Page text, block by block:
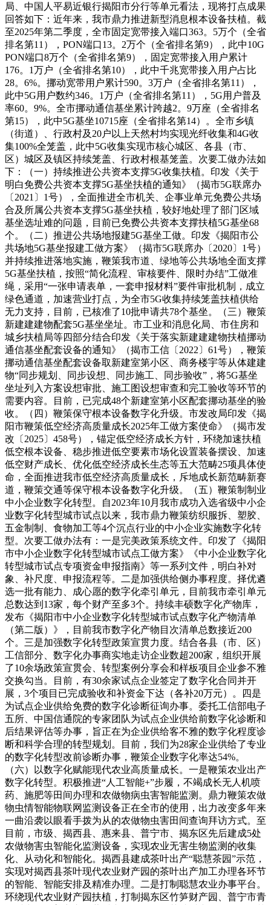
局、中国人平易近银行揭阳市分行等单元看法，现将打点成果
回答如下：近年来，我市鼎力推进新型消息根本设备扶植。截
至2025年第二季度，全市固定宽带接入端口363。5万个（全省
排名第11），PON端口13。2万个（全省排名第9），此中10G
PON端口8万个（全省排名第9），固定宽带接入用户累计
176。1万户（全省排名第10），此中千兆宽带接入用户占比
28。6%。挪动宽带用户累计590。3万户（全省排名第11），
此中5G用户数约346。1万户（全省排名第11），5G用户普及
率60。9%。全市挪动通信基坐累计跨越2。9万座（全省排名
第15），此中5G基坐10715座（全省排名第14）。全市乡镇
（街道）、行政村及20户以上天然村均实现光纤收集和4G收
集100%全笼盖，此中5G收集实现市核心城区、各县（市、
区）城区及镇区持续笼盖、行政村根基笼盖。次要工做办法如
下：（一）持续推进公共资本支撑5G收集扶植。印发《关于
明白免费公共资本支撑5G基坐扶植的通知》（揭市5G联席办
〔2021〕1号），全面推进全市机关、企事业单元免费公共场
合及所属公共资本支撑5G基坐扶植，较好地处理了部门区域
基坐选址难的问题，目前已免费公共资本支撑扶植5G基坐68
个。（二）推进公共场地报建5G基坐工做。印发《揭阳市公
共场地5G基坐报建工做方案》（揭市5G联席办〔2020〕1号）
并持续推进落地实施，鞭策我市道、绿地等公共场地全面支撑
5G基坐扶植，按照“简化流程、审核要件、限时办结”工做准
绳，采用“一张申请表单，一套申报材料”要件审批机制，成立
绿色通道，加速营业打点，为全市5G收集持续笼盖扶植供给
无力支持，目前，已核准了10批申请共78个基坐。（三）鞭策
新建建建物配套5G基坐坐址。市工业和消息化局、市住房和
城乡扶植局等四部分结合印发《关于落实新建建建物扶植挪动
通信基坐配套设备的通知》（揭市工信〔2022〕61号），鞭策
挪动通信基坐配套设备取新建室第小区、商务楼宇等从体建建
物“同步规划、同步设想、同步施工、同步验收”，将5G基坐
坐址列入方案设想审批、施工图设想审查和完工验收等环节的
需要内容。目前，已完成48个新建室第小区配套挪动基坐的验
收。（四）鞭策保守根本设备数字化升级。市发改局印发《揭
阳市鞭策低空经济高质量成长2025年工做方案使命》（揭市发
改〔2025〕458号），锚定低空经济成长方针，环绕加速扶植
低空根本设备、稳步推进低空要素市场化设置装备摆设、加速
低空财产成长、优化低空经济成长生态等五大范畴25项具体使
命，全面推进我市低空经济高质量成长，斥地成长新范畴新赛
道，鞭策交通等保守根本设备数字化升级。（五）鞭策制制业
中小企业数字化转型。自2023年10月我市成功入选省级中小企
业数字化转型城市试点以来，我市鼎力鞭策纺织服拆、塑胶、
五金制制、食物加工等4个沉点行业的中小企业实施数字化转
型。次要工做办法有：一是完美政策系统文件。印发了《揭阳
市中小企业数字化转型城市试点工做方案》《中小企业数字化
转型城市试点专项资金申报指南》等一系列文件，明白补对
象、补尺度、申报流程等。二是加强供给侧办事程度。择优遴
选一批有能力、成心愿的数字化牵引单元，目前我市牵引单元
总数达到13家，每个财产至多3个。持续丰硕数字化产物库，
发布《揭阳市中小企业数字化转型城市试点数字化产物清单
（第二版）》，目前我市数字化产物目次清单总数接近200
个。三是加强数字化转型政策宣贯力度。结合各县（市、区）
工信部分、数字化办事商实地走访企业数超200家，组织开展
了10余场政策宣贯会、转型案例分享会和样板项目企业参不雅
交换勾当。目前，有30余家试点企业签定了数字化合同并开
展，3个项目已完成验收和补资金下达（各补20万元）。四是
为试点企业供给免费的数字化诊断征询办事。委托工信部电子
五所、中国信通院的专家团队为试点企业供给前数字化诊断和
后结果评估等办事，旨正在为企业供给客不雅的数字化程度诊
断和科学合理的转型规划。目前，我们为28家企业供给了专业
的数字化转型改前诊断办事，鞭策企业数字化率达54%。
（六）以数字化赋能现代农业高质量成长。一是鞭策农业出产
数字化转型。积极推进“人工智能+”步履，不竭成长无人机喷
药、施肥等田间办理和农做物病虫害智能监测。鼎力鞭策农做
物虫情智能物联网监测设备正在全市的使用，出力改变多年来
一曲沿袭以眼看手拨为从的农做物虫害田间查询拜访方式。至
目前，市级、揭西县、惠来县、普宁市、揭东区先后建成5处
农做物害虫智能化监测设备，实现农业无害生物监测的收集
化、从动化和智能化。揭西县建成茶叶出产“聪慧茶园”示范，
实现对揭西县茶叶现代农业财产园的茶叶出产加工办理各环节
的智能、智能安排及精准办理。二是打制聪慧农业办事平台。
环绕现代农业财产园扶植，打制揭东区竹笋财产园、普宁市青